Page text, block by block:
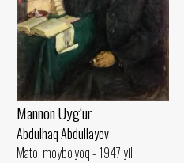
Mannon Uyg‘ur
Abdulhaq Abdullayev
Mato, moybo‘yoq - 1947 yil